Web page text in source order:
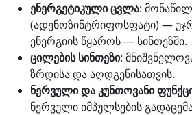
ენერგეტიკული ცვლა:
(ადენოზინტრიფოსფატი) —
ენერგიის წყაროს — სინთეზში.
ცილების სინთეზი:
ზრდისა და აღდგენისათვის.
ნერვული და კუნთოვანი
ნერვული იმპულსების